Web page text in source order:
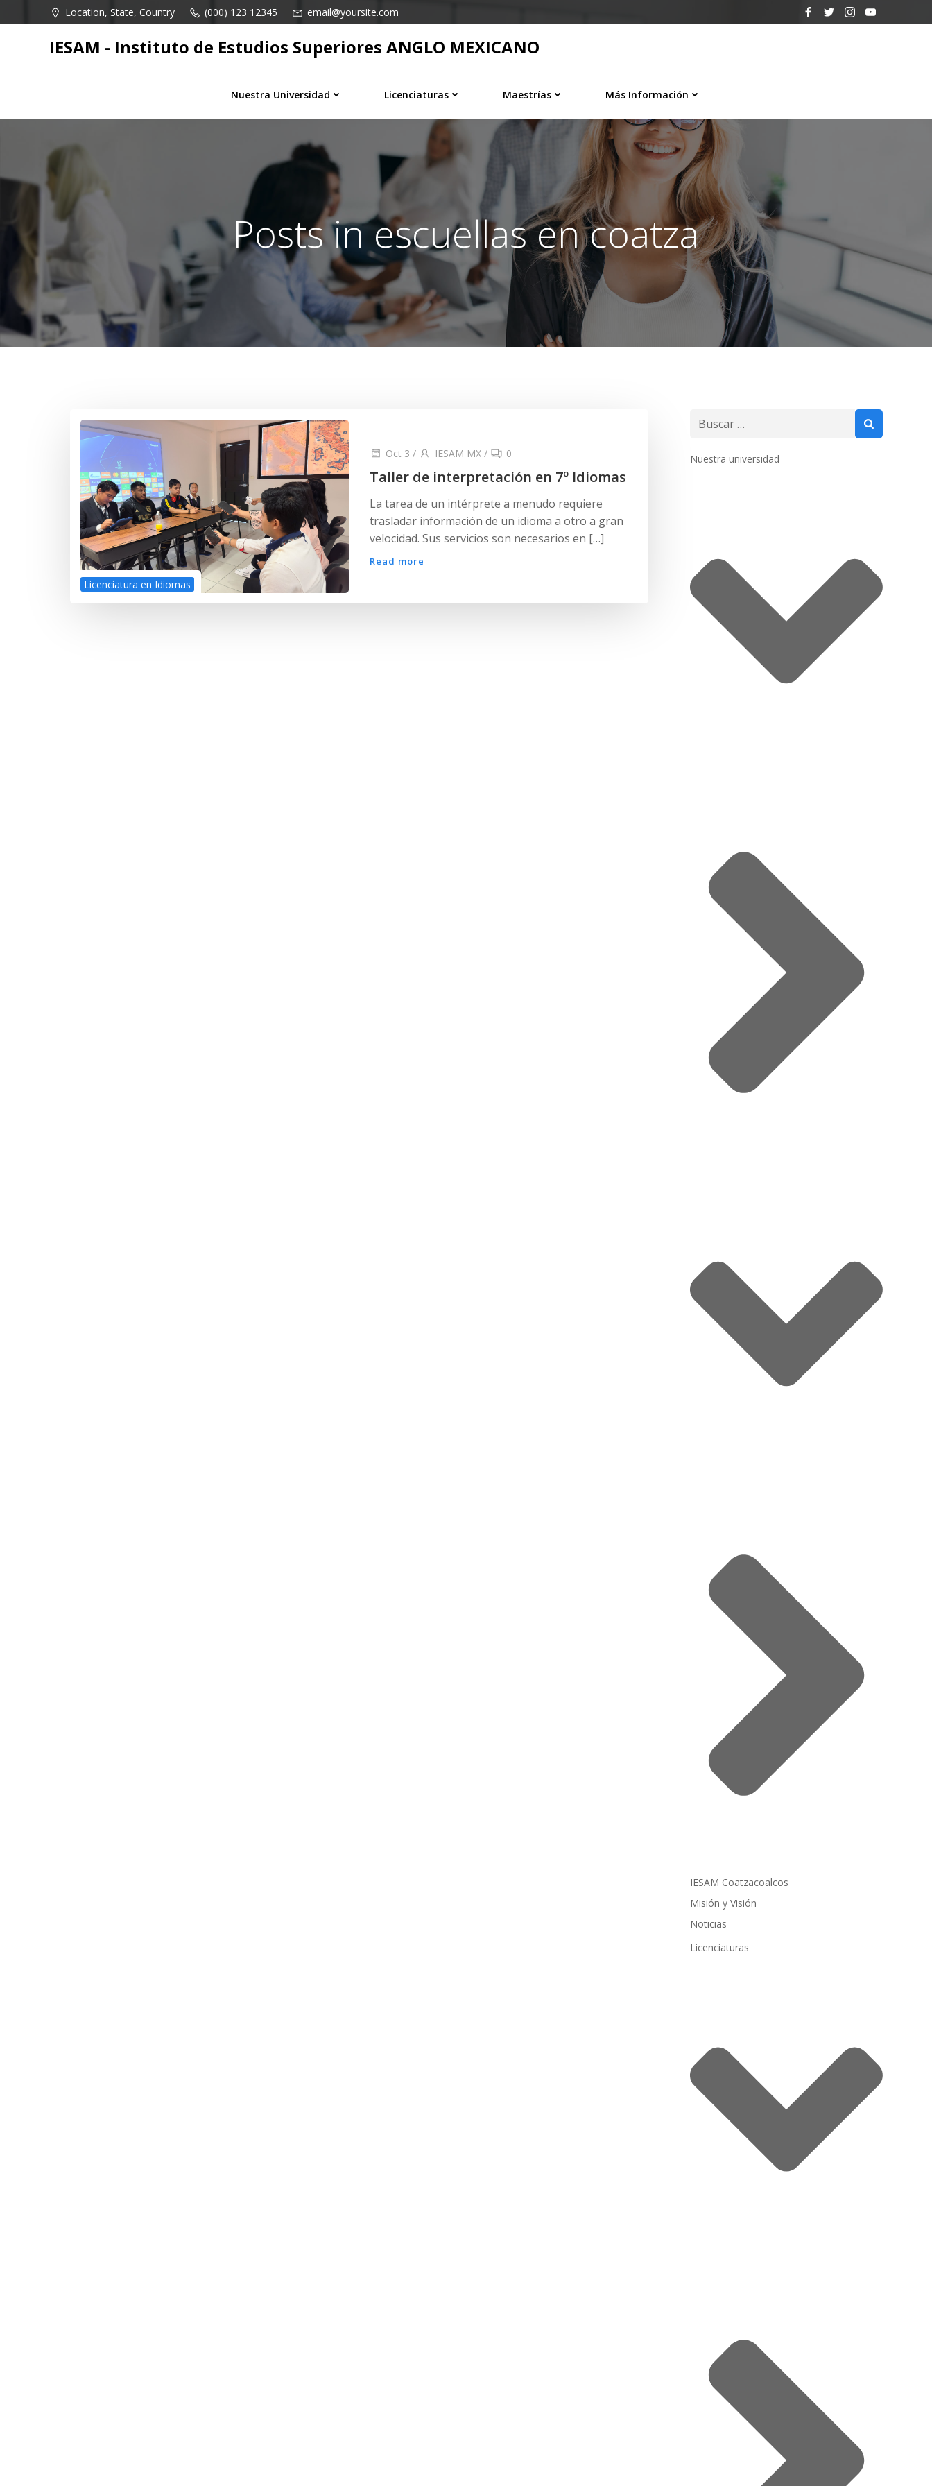
al
contenido
Location, State, Country (000) 123 12345 email@yoursite.com
IESAM - Instituto de Estudios Superiores ANGLO MEXICANO
Nuestra Universidad Licenciaturas Maestrías Más Información
Posts in escuellas en coatza
Licenciatura en Idiomas
Oct 3 / IESAM MX / 0
Taller de interpretación en 7º Idiomas
La tarea de un intérprete a menudo requiere
trasladar información de un idioma a otro a gran
velocidad. Sus servicios son necesarios en […]
Read more
Buscar:
Nuestra universidad
IESAM Coatzacoalcos
Misión y Visión
Noticias
Licenciaturas